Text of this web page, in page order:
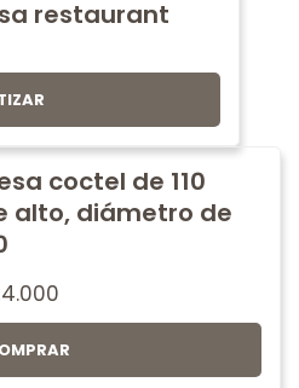
restaurant
coctel de 110
alto, diámetro de